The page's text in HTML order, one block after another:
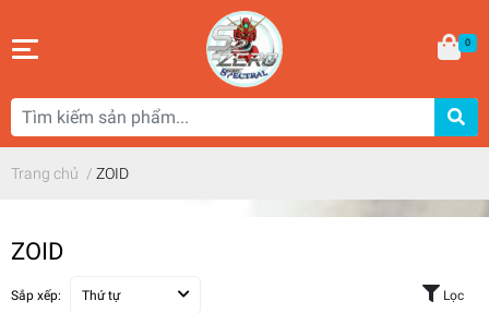
0
Trang chủ / ZOID
ZOID
Sắp xếp: Thứ tự Lọc